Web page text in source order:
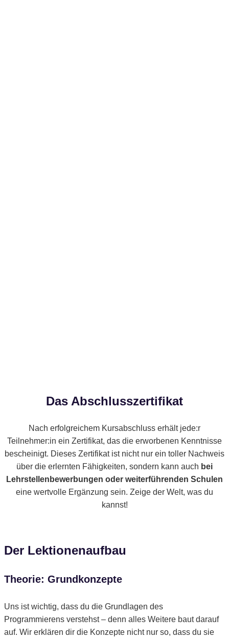
Das Abschlusszertifikat
Nach erfolgreichem Kursabschluss erhält jede:r
Teilnehmer:in ein Zertifikat, das die erworbenen Kenntnisse
bescheinigt. Dieses Zertifikat ist nicht nur ein toller Nachweis
über die erlernten Fähigkeiten, sondern kann auch bei
Lehrstellenbewerbungen oder weiterführenden Schulen
eine wertvolle Ergänzung sein. Zeige der Welt, was du
kannst!
Der Lektionenaufbau
Theorie: Grundkonzepte
Uns ist wichtig, dass du die Grundlagen des
Programmierens verstehst – denn alles Weitere baut darauf
auf. Wir erklären dir die Konzepte nicht nur so, dass du sie